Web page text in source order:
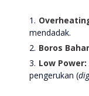
mendadak.
Boros
Low Power:
pengerukan (